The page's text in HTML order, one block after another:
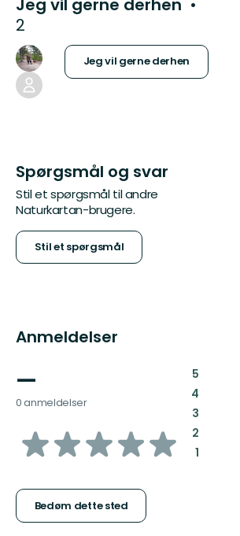
Jeg vil gerne derhen
2
Jeg vil gerne derhen
Spørgsmål og svar
Stil et spørgsmål til andre
Naturkartan-brugere.
Stil et spørgsmål
Anmeldelser
—
0 anmeldelser
ud
5
Bedøm dette sted
5:
4:
3:
2:
1: